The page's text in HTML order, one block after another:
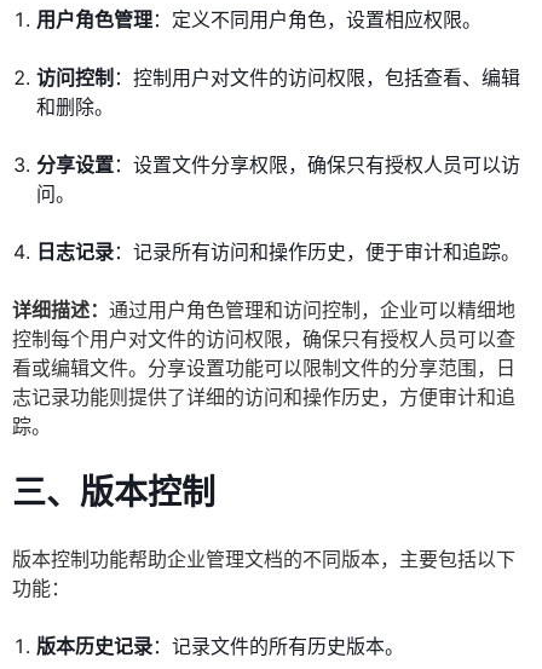
用户角色管理：定义不同用户角色，设置相应权限。
访问控制 ：控制用户对文件的访问权限，包括查看、编辑
和删除。
分享设置：设置文件分享权限，确保只有授权人员可以访
问。
日志记录：记录所有访问和操作历史，便于审计和追踪。
详细描述： 通过用户角色管理和访问控制，企业可以精细地
控制每个用户对文件的访问权限，确保只有授权人员可以查
看或编辑文件。分享设置功能可以限制文件的分享范围，日
志记录功能则提供了详细的访问和操作历史，方便审计和追
踪。
三、版本控制
版本控制功能帮助企业管理文档的不同版本，主要包括以下
功能：
版本历史记录：记录文件的所有历史版本。